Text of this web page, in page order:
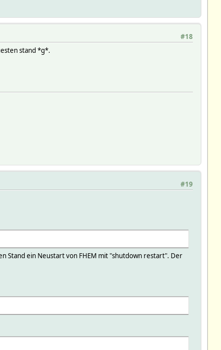
#18
stand *g*.
#19
Stand ein Neustart von FHEM mit "shutdown restart". Der